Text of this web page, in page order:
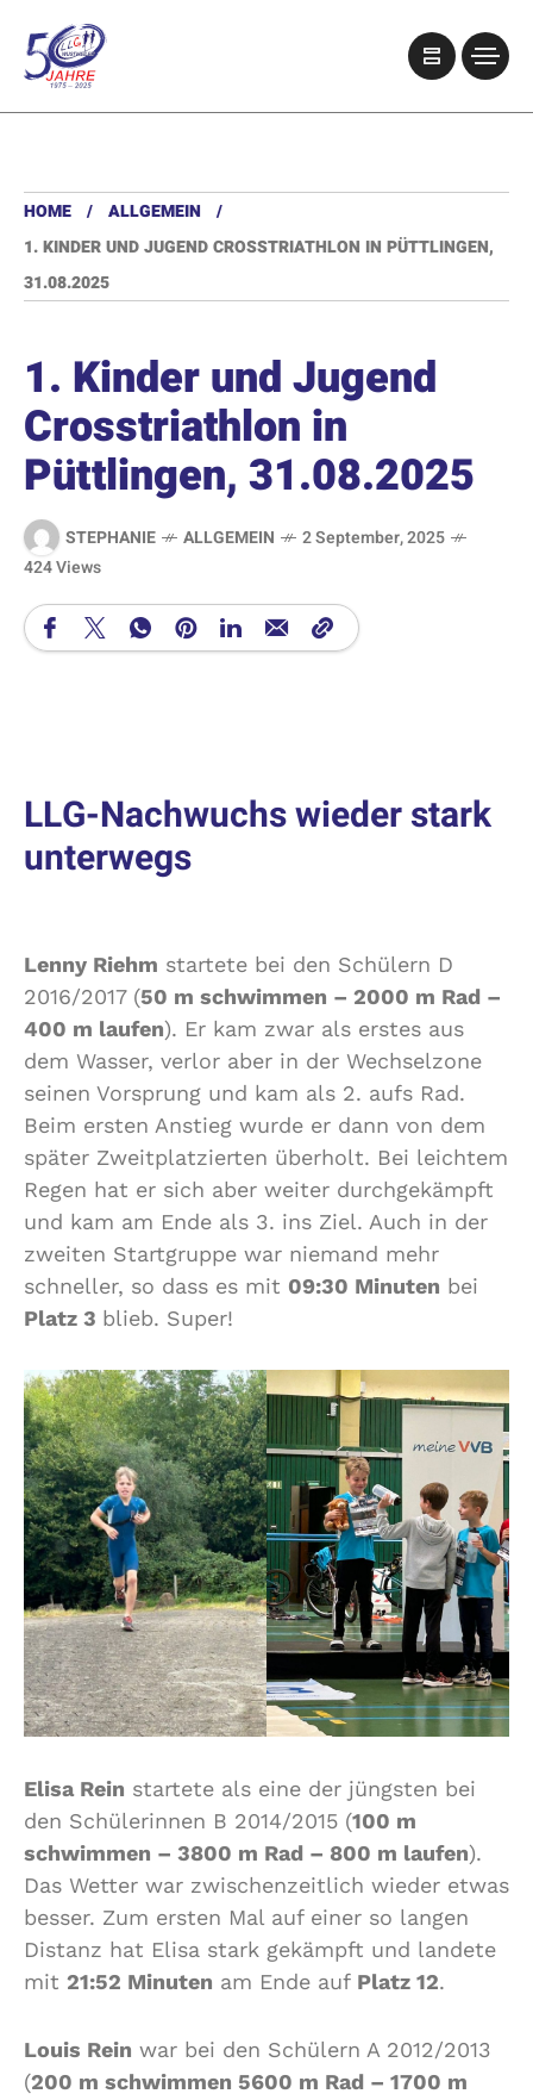
HOME
ALLGEMEIN
1. KINDER UND JUGEND CROSSTRIATHLON IN PÜTTLINGEN,
31.08.2025
1. Kinder und Jugend
Crosstriathlon in
Püttlingen, 31.08.2025
STEPHANIE ALLGEMEIN
2 September, 2025
424 Views
LLG-Nachwuchs wieder stark
unterwegs
Lenny Riehm startete bei den Schülern D
2016/2017 (50 m schwimmen – 2000 m Rad –
400 m laufen). Er kam zwar als erstes aus
dem Wasser, verlor aber in der Wechselzone
seinen Vorsprung und kam als 2. aufs Rad.
Beim ersten Anstieg wurde er dann von dem
später Zweitplatzierten überholt. Bei leichtem
Regen hat er sich aber weiter durchgekämpft
und kam am Ende als 3. ins Ziel. Auch in der
zweiten Startgruppe war niemand mehr
schneller, so dass es mit 09:30 Minuten bei
Platz 3 blieb. Super!
Elisa Rein startete als eine der jüngsten bei
den Schülerinnen B 2014/2015 (100 m
schwimmen – 3800 m Rad – 800 m laufen).
Das Wetter war zwischenzeitlich wieder etwas
besser. Zum ersten Mal auf einer so langen
Distanz hat Elisa stark gekämpft und landete
mit 21:52 Minuten am Ende auf Platz 12.
Louis Rein war bei den Schülern A 2012/2013
(200 m schwimmen 5600 m Rad – 1700 m